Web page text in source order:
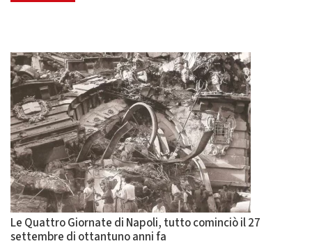
Le Quattro Giornate di Napoli, tutto cominciò il 27
settembre di ottantuno anni fa